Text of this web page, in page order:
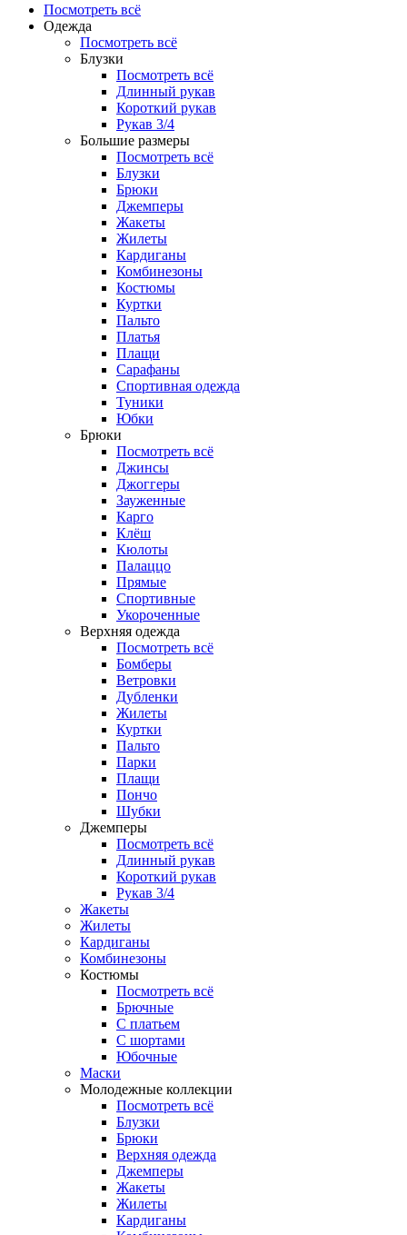
Посмотреть всё
Одежда
Посмотреть всё
Блузки
Посмотреть всё
Длинный рукав
Короткий рукав
Рукав 3/4
Большие размеры
Посмотреть всё
Блузки
Брюки
Джемперы
Жакеты
Жилеты
Кардиганы
Комбинезоны
Костюмы
Куртки
Пальто
Платья
Плащи
Сарафаны
Спортивная одежда
Туники
Юбки
Брюки
Посмотреть всё
Джинсы
Джоггеры
Зауженные
Карго
Клёш
Кюлоты
Палаццо
Прямые
Спортивные
Укороченные
Верхняя одежда
Посмотреть всё
Бомберы
Ветровки
Дубленки
Жилеты
Куртки
Пальто
Парки
Плащи
Пончо
Шубки
Джемперы
Посмотреть всё
Длинный рукав
Короткий рукав
Рукав 3/4
Жакеты
Жилеты
Кардиганы
Комбинезоны
Костюмы
Посмотреть всё
Брючные
С платьем
С шортами
Юбочные
Маски
Молодежные коллекции
Посмотреть всё
Блузки
Брюки
Верхняя одежда
Джемперы
Жакеты
Жилеты
Кардиганы